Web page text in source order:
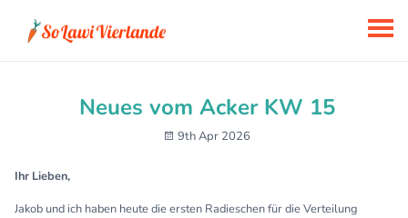
Neues vom Acker KW 15
9th Apr 2026
Ihr Lieben,
Jakob und ich haben heute die ersten Radieschen für die Verteilung